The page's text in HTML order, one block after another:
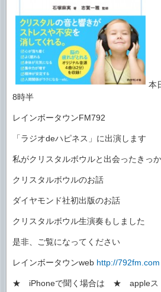
本
8時半
レインボータウンFM792
「ラジオdeハピネス」に出演します
私がクリスタルボウルと出会ったきっ
クリスタルボウルのお話
ダイヤモンド社初出版のお話
クリスタルボウル生演奏もしました
是非、ご覧になってください
レインボータウンweb http://792fm.com
★ iPhoneで聞く場合は ★ appleス